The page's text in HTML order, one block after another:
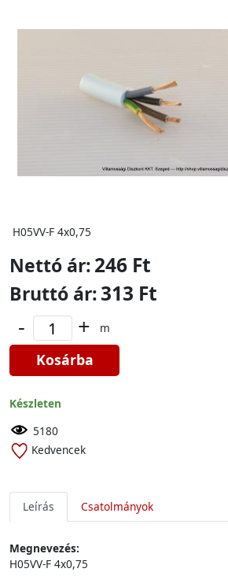
H05VV-F 4x0,75
Nettó ár:246 Ft
Bruttó ár:313 Ft
- + m
Kosárba
Készleten
5180
Kedvencek
Leírás Csatolmányok
Megnevezés:
H05VV-F 4x0,75